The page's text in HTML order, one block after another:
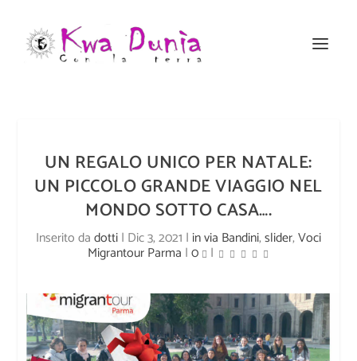
UN REGALO UNICO PER NATALE:
UN PICCOLO GRANDE VIAGGIO NEL
MONDO SOTTO CASA….
Inserito dadotti| Dic 3, 2021 | in via Bandini,slider,Voci
Migrantour Parma |0 |